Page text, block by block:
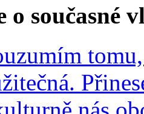
o současné